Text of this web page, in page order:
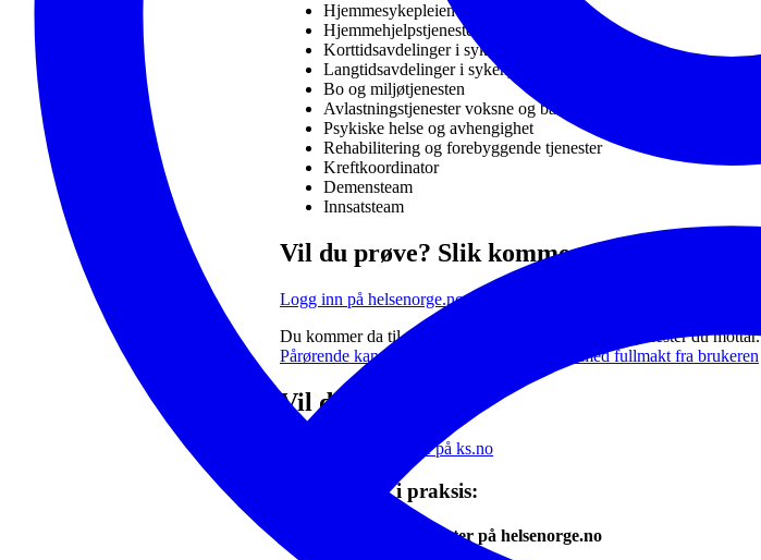
Hjemmesykepleien
Hjemmehjelpstjenesten
Korttidsavdelinger i sykehjem
Langtidsavdelinger i sykehjem
Bo og miljøtjenesten
Avlastningstjenester voksne og barn
Psykiske helse og avhengighet
Rehabilitering og forebyggende tjenester
Kreftkoordinator
Demensteam
Innsatsteam
Vil du prøve? Slik kommer du i gang
Logg inn på helsenorge.no
Du kommer da til din personlige side og ser hvilke tjenester du mottar.
Pårørende kan også få tilgang på tjenestene med fullmakt fra brukeren
Vil du vite mer?
Les mer om Digihelse på ks.no
Se løsningen i praksis:
Kommunale helsetjenester på helsenorge.no